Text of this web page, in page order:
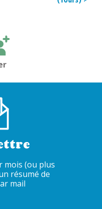
mois (ou plus
résumé de
mail